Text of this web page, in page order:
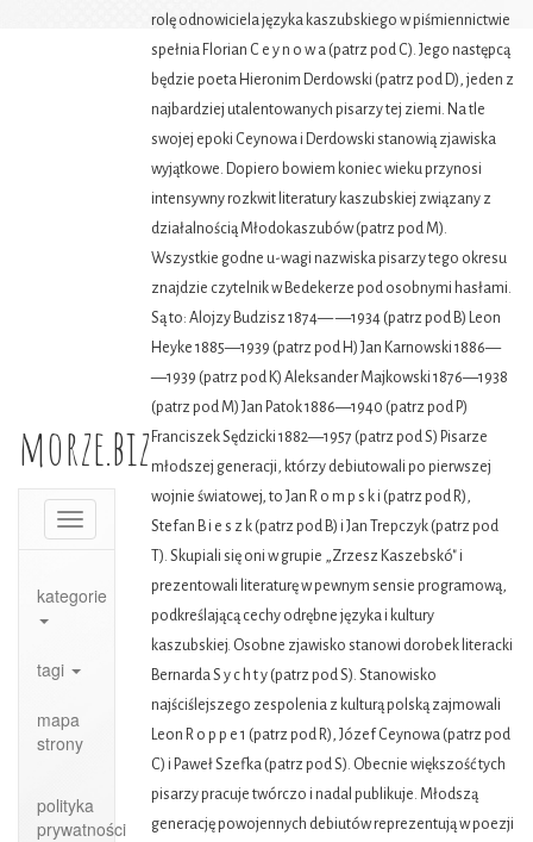
morze.biz
Toggle
navigation
kategorie
tagi
mapa
strony
polityka
prywatności
rolę odnowiciela języka kaszubskiego w piśmiennictwie
spełnia Florian C e y n o w a (patrz pod C). Jego następcą
będzie poeta Hieronim Derdowski (patrz pod D), jeden z
najbardziej utalentowanych pisarzy tej ziemi. Na tle
swojej epoki Ceynowa i Derdowski stanowią zjawiska
wyjątkowe. Dopiero bowiem koniec wieku przynosi
intensywny rozkwit literatury kaszubskiej związany z
działalnością Młodokaszubów (patrz pod M).
Wszystkie godne u-wagi nazwiska pisarzy tego okresu
znajdzie czytelnik w Bedekerze pod osobnymi hasłami.
Są to: Alojzy Budzisz 1874— —1934 (patrz pod B) Leon
Heyke 1885—1939 (patrz pod H) Jan Karnowski 1886—
—1939 (patrz pod K) Aleksander Majkowski 1876—1938
(patrz pod M) Jan Patok 1886—1940 (patrz pod P)
Franciszek Sędzicki 1882—1957 (patrz pod S) Pisarze
młodszej generacji, którzy debiutowali po pierwszej
wojnie światowej, to Jan R o m p s k i (patrz pod R),
Stefan B i e s z k (patrz pod B) i Jan Trepczyk (patrz pod
T). Skupiali się oni w grupie „Zrzesz Kaszebskó" i
prezentowali literaturę w pewnym sensie programową,
podkreślającą cechy odrębne języka i kultury
kaszubskiej. Osobne zjawisko stanowi dorobek literacki
Bernarda S y c h t y (patrz pod S). Stanowisko
najściślejszego zespolenia z kulturą polską zajmowali
Leon R o p p e 1 (patrz pod R), Józef Ceynowa (patrz pod
C) i Paweł Szefka (patrz pod S). Obecnie większość tych
pisarzy pracuje twórczo i nadal publikuje. Młodszą
generację powojennych debiutów reprezentują w poezji